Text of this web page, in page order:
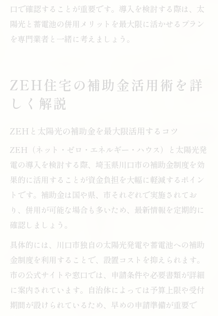
口で確認することが重要です。導入を検討する際は、太
陽光と蓄電池の併用メリットを最大限に活かせるプラン
を専門業者と一緒に考えましょう。
ZEH住宅の補助金活用術を詳
しく解説
ZEHと太陽光の補助金を最大限活用するコツ
ZEH（ネット・ゼロ・エネルギー・ハウス）と太陽光発
電の導入を検討する際、埼玉県川口市の補助金制度を効
果的に活用することが資金負担を大幅に軽減するポイン
トです。補助金は国や県、市それぞれで実施されてお
り、併用が可能な場合も多いため、最新情報を定期的に
確認しましょう。
具体的には、川口市独自の太陽光発電や蓄電池への補助
金制度を利用することで、設置コストを抑えられます。
市の公式サイトや窓口では、申請条件や必要書類が詳細
に案内されています。自治体によっては予算上限や受付
期間が設けられているため、早めの申請準備が重要で